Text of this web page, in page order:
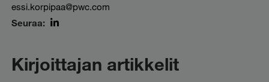
essi.korpipaa@pwc.com
Seuraa:
Kirjoittajan artikkelit